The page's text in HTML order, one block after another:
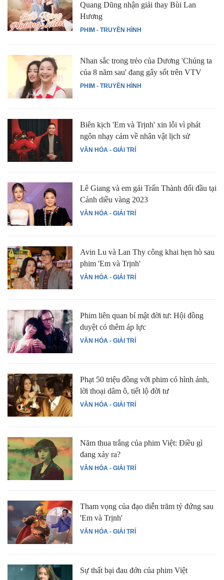
PHIM - TRUYỀN HÌNH
Quang Dũng nhận giải thay Bùi Lan
Hương
PHIM - TRUYỀN HÌNH
Nhan sắc trong trẻo của Dương 'Chúng ta
của 8 năm sau' đang gây sốt trên VTV
VĂN HÓA - GIẢI TRÍ
Biên kịch 'Em và Trịnh' xin lỗi vì phát
ngôn nhạy cảm về nhân vật lịch sử
VĂN HÓA - GIẢI TRÍ
Lê Giang và em gái Trấn Thành đối đầu tại
Cánh diều vàng 2023
VĂN HÓA - GIẢI TRÍ
Avin Lu và Lan Thy công khai hẹn hò sau
phim 'Em và Trịnh'
VĂN HÓA - GIẢI TRÍ
Phim liên quan bí mật đời tư: Hội đồng
duyệt có thêm áp lực
VĂN HÓA - GIẢI TRÍ
Phạt 50 triệu đồng với phim có hình ảnh,
lời thoại dâm ô, tiết lộ đời tư
VĂN HÓA - GIẢI TRÍ
Năm thua trắng của phim Việt: Điều gì
đang xảy ra?
VĂN HÓA - GIẢI TRÍ
Tham vọng của đạo diễn trăm tỷ đứng sau
'Em và Trịnh'
Sự thất bại đau đớn của phim Việt